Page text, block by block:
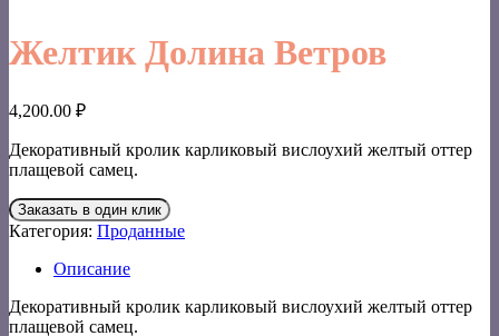
Желтик Долина Ветров
4,200.00 ₽
Декоративный кролик карликовый вислоухий желтый оттер
плащевой самец.
Заказать в один клик
Категория: Проданные
Описание
Декоративный кролик карликовый вислоухий желтый оттер
плащевой самец.